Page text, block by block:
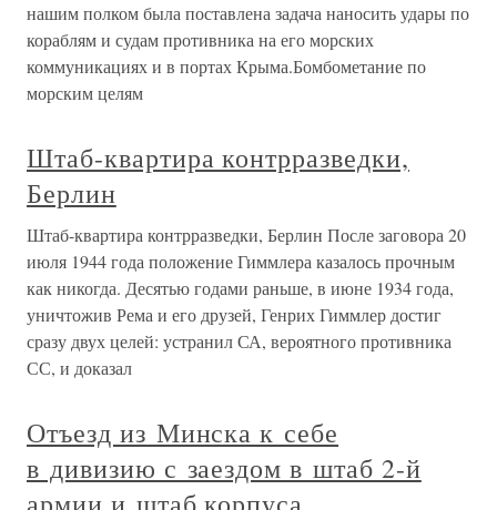
нашим полком была поставлена задача наносить удары по
кораблям и судам противника на его морских
коммуникациях и в портах Крыма.Бомбометание по
морским целям
Штаб-квартира контрразведки,
Берлин
Штаб-квартира контрразведки, Берлин После заговора 20
июля 1944 года положение Гиммлера казалось прочным
как никогда. Десятью годами раньше, в июне 1934 года,
уничтожив Рема и его друзей, Генрих Гиммлер достиг
сразу двух целей: устранил СА, вероятного противника
СС, и доказал
Отъезд из Минска к себе
в дивизию с заездом в штаб 2-й